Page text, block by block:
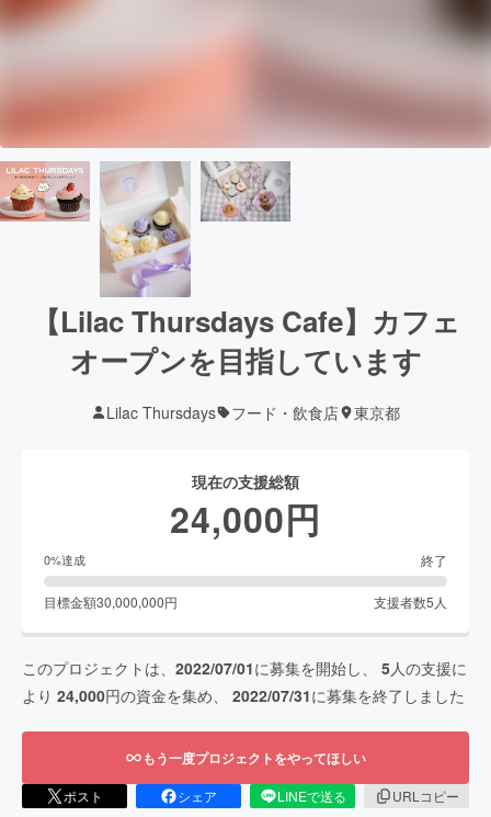
【Lilac Thursdays Cafe】カフェ
オープンを目指しています
Lilac Thursdays フード・飲食店 東京都
現在の支援総額
24,000円
0%達成 終了
目標金額30,000,000円 支援者数5 人
このプロジェクトは、 2022/07/01に募集を開始し、 5人の支援に
より 24,000円の資金を集め、 2022/07/31に募集を終了しました
もう一度プロジェクトをやってほしい
ポスト シェア LINEで送る
URLコピー